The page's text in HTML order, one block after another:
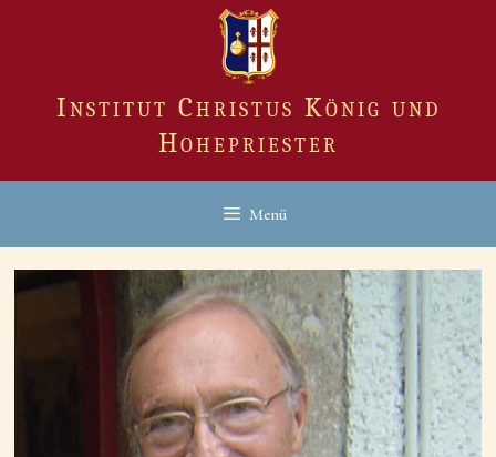
Institut Christus König und
Hohepriester
Menü